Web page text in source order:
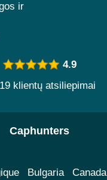
ir
4.9
klientų atsiliepimai
Caphunters
Bulgaria Canada